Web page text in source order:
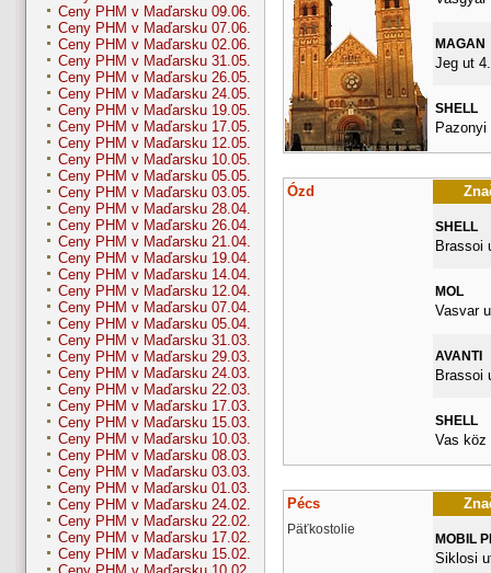
Ceny PHM v Maďarsku 09.06.
Ceny PHM v Maďarsku 07.06.
Ceny PHM v Maďarsku 02.06.
Ceny PHM v Maďarsku 31.05.
Ceny PHM v Maďarsku 26.05.
Ceny PHM v Maďarsku 24.05.
Ceny PHM v Maďarsku 19.05.
Ceny PHM v Maďarsku 17.05.
Ceny PHM v Maďarsku 12.05.
Ceny PHM v Maďarsku 10.05.
Ceny PHM v Maďarsku 05.05.
Ceny PHM v Maďarsku 03.05.
Ceny PHM v Maďarsku 28.04.
Ceny PHM v Maďarsku 26.04.
Ceny PHM v Maďarsku 21.04.
Ceny PHM v Maďarsku 19.04.
Ceny PHM v Maďarsku 14.04.
Ceny PHM v Maďarsku 12.04.
Ceny PHM v Maďarsku 07.04.
Ceny PHM v Maďarsku 05.04.
Ceny PHM v Maďarsku 31.03.
Ceny PHM v Maďarsku 29.03.
Ceny PHM v Maďarsku 24.03.
Ceny PHM v Maďarsku 22.03.
Ceny PHM v Maďarsku 17.03.
Ceny PHM v Maďarsku 15.03.
Ceny PHM v Maďarsku 10.03.
Ceny PHM v Maďarsku 08.03.
Ceny PHM v Maďarsku 03.03.
Ceny PHM v Maďarsku 01.03.
Ceny PHM v Maďarsku 24.02.
Ceny PHM v Maďarsku 22.02.
Ceny PHM v Maďarsku 17.02.
Ceny PHM v Maďarsku 15.02.
MAGAN
Jeg ut 4.
SHELL
Pazonyi
Ózd
SHELL
Brassoi
MOL
Vasvar
AVANTI
Brassoi
SHELL
Vas köz
Pécs
Päťkostolie
MOBIL
Siklosi